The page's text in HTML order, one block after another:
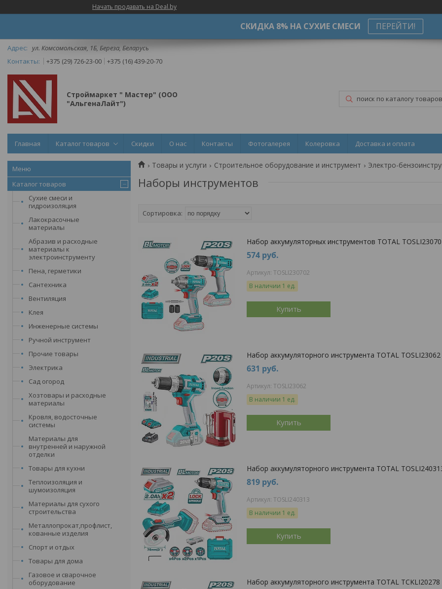
Начать продавать на Deal.by
СКИДКА 8% НА СУХИЕ СМЕСИ ПЕРЕЙТИ!
ул. Комсомольская, 1Б, Береза, Беларусь
+375 (29) 726-23-00
+375 (16) 439-20-70
Строймаркет " Мастер" (ООО
"АльгенаЛайт")
Главная Каталог товаров Скидки О нас Контакты Фотогалерея Колеровка Доставка и оплата
Каталог товаров
Сухие смеси и
гидроизоляция
Лакокрасочные
материалы
Абразив и расходные
материалы к
электроинструменту
Пена, герметики
Сантехника
Вентиляция
Клея
Инженерные системы
Ручной инструмент
Прочие товары
Электрика
Сад огород
Хозтовары и расходные
материалы
Кровля, водосточные
системы
Материалы для
внутренней и наружной
отделки
Товары для кухни
Теплоизоляция и
шумоизоляция
Материалы для сухого
строительства
Металлопрокат,профлист,
кованные изделия
Спорт и отдых
Товары для дома
Газовое и сварочное
оборудование
Товары и услуги Строительное оборудование и инструмент Электро-
Наборы инструментов
Набор аккумуляторных инструментов TOTAL
574 руб.
TOSLI230702
В наличии 1 ед.
Купить
Набор аккумуляторного инструмента TOTAL TOSLI23062
631 руб.
TOSLI23062
В наличии 1 ед.
Купить
Набор аккумуляторного инструмента TOTAL
819 руб.
TOSLI240313
В наличии 1 ед.
Купить
Набор аккумуляторного инструмента TOTAL TCKLI20278